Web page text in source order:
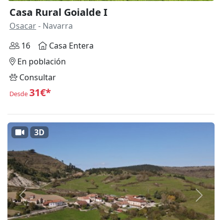
Casa Rural Goialde I
Osacar- Navarra
16
Casa Entera
En población
Consultar
Desde31€*
Anterior
3D